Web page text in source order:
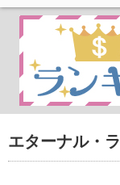
エターナル・